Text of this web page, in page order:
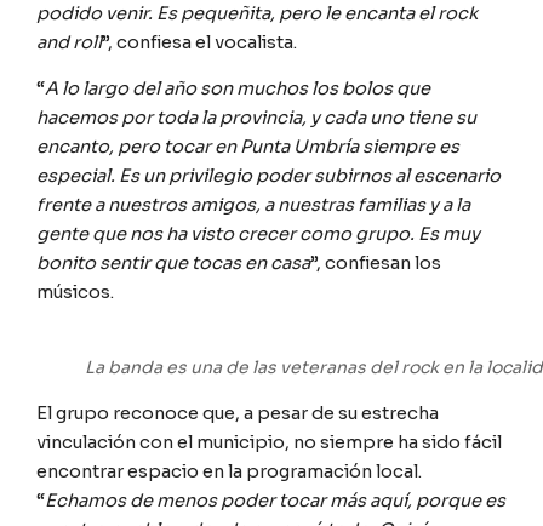
podido venir. Es pequeñita, pero le encanta el rock
and roll”, confiesa el vocalista.
“A lo largo del año son muchos los bolos que
hacemos por toda la provincia, y cada uno tiene su
encanto, pero tocar en Punta Umbría siempre es
especial. Es un privilegio poder subirnos al escenario
frente a nuestros amigos, a nuestras familias y a la
gente que nos ha visto crecer como grupo. Es muy
bonito sentir que tocas en casa”, confiesan los
músicos.
La banda es una de las veteranas del rock en la
El grupo reconoce que, a pesar de su estrecha
vinculación con el municipio, no siempre ha sido fácil
encontrar espacio en la programación local.
“Echamos de menos poder tocar más aquí, porque es